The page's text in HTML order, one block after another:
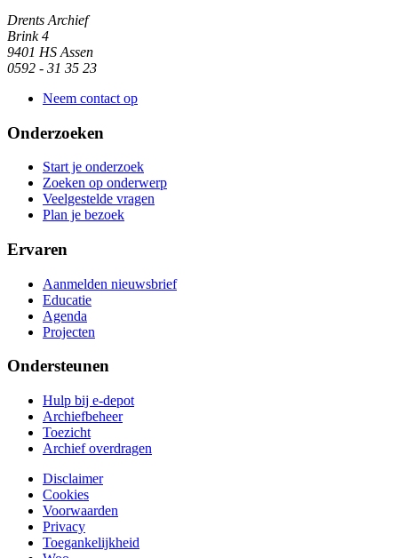
Drents Archief
Brink 4
9401 HS Assen
0592 - 31 35 23
Neem contact op
Onderzoeken
Start je onderzoek
Zoeken op onderwerp
Veelgestelde vragen
Plan je bezoek
Ervaren
Aanmelden nieuwsbrief
Educatie
Agenda
Projecten
Ondersteunen
Hulp bij e-depot
Archiefbeheer
Toezicht
Archief overdragen
Disclaimer
Cookies
Voorwaarden
Privacy
Toegankelijkheid